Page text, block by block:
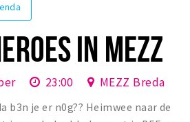
IN MEZZ
23:00 MEZZ Breda
b3n je er n0g?? Heimwee naar de